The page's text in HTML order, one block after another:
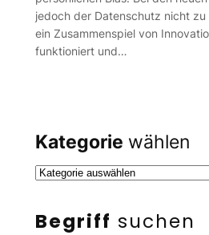
jedoch der Datenschutz nicht zu
ein Zusammenspiel von
funktioniert und…
Kategorie wählen
Begriff suchen